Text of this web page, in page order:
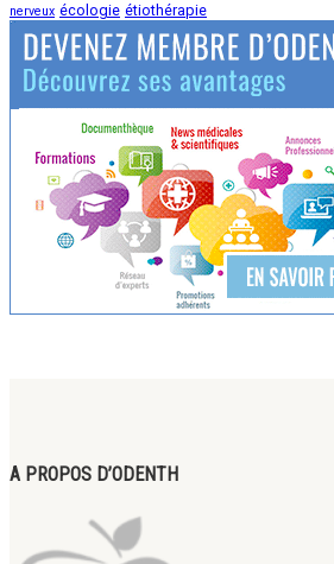
nerveux écologie étiothérapie
A PROPOS D’ODENTH